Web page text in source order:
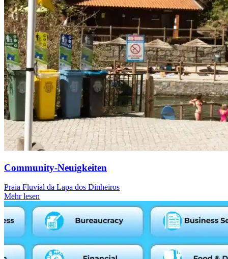
Community-Neuigkeiten
Praia Fluvial da Lapa dos Dinheiros
Mehr lesen